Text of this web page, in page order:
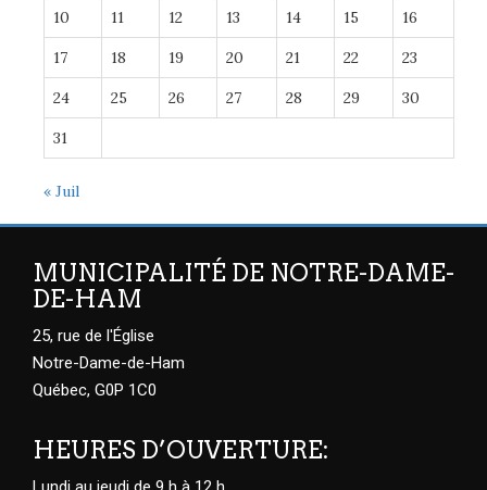
10 11 12 13 14 15 16
17 18 19 20 21 22 23
24 25 26 27 28 29 30
31
« Juil
MUNICIPALITÉ DE NOTRE-DAME-
DE-HAM
25, rue de l'Église
Notre-Dame-de-Ham
Québec, G0P 1C0
HEURES D’OUVERTURE: